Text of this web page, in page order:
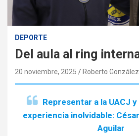
DEPORTE
Del aula al ring
20 noviembre, 2025 Roberto
Representar a la UACJ
experiencia inolvidable:
Aguilar